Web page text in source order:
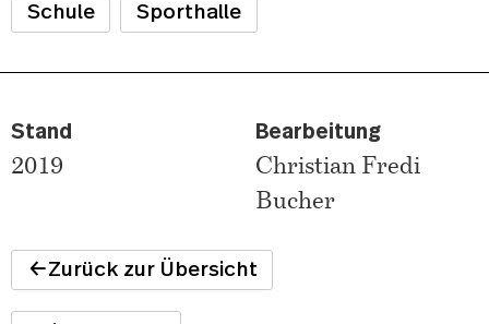
Schule Sporthalle
Stand
2019
Bearbeitung
Christian Fredi
Bucher
Zurück zur Übersicht